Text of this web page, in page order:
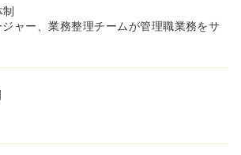
人らしい生活を送ることができるよう
に寄り添います。
術に加えて目と手と耳、そして思いや
ごせるようにお手伝いします。
≫
ャー、業務整理チームが管理職業務をサ